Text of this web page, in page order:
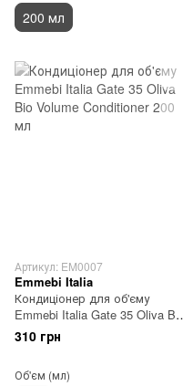
200 мл
Артикул: EM0007
Emmebi Italia
Кондиціонер для об'єму
Emmebi Italia Gate 35 Oliva Bio
Volume Conditioner 200 мл
310 грн
Об'єм (мл)